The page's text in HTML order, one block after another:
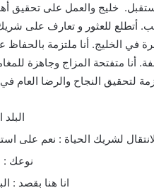
خليج والعمل على تحقيق
أتطلع للعثور و تعارف على
في الخليج. أنا ملتزمة بالحفاظ
أنا متفتحة المزاج وجاهزة
لشريك الحياة : نعم على
نوعك :
انا هنا بقصد :